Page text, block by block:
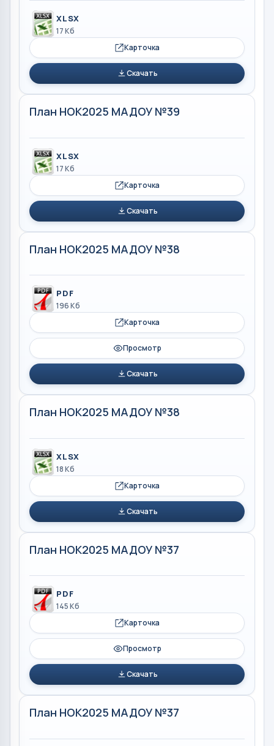
XLSX
17 Кб
Карточка
Скачать
План НОК2025 МАДОУ №39
XLSX
17 Кб
Карточка
Скачать
План НОК2025 МАДОУ №38
PDF
196 Кб
Карточка
Просмотр
Скачать
План НОК2025 МАДОУ №38
XLSX
18 Кб
Карточка
Скачать
План НОК2025 МАДОУ №37
PDF
145 Кб
Карточка
Просмотр
Скачать
План НОК2025 МАДОУ №37